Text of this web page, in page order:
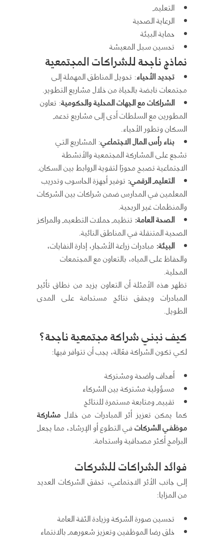
التعليم
الرعاية الصحية
حماية البيئة
تحسين سبل المعيشة
نماذج ناجحة للشراكات المجتمعية
تجديد الأحياء: تحويل المناطق المهملة إلى
مجتمعات نابضة بالحياة من خلال مشاريع التطوير.
الشراكات مع الجهات المحلية والحكومية: تعاون
المطورين مع السلطات أدى إلى مشاريع تدعم
السكان وتطور الأحياء.
بناء رأس المال الاجتماعي: المشاريع التي
تشجع على المشاركة المجتمعية والأنشطة
الاجتماعية تصبح محورًا لتقوية الروابط بين السكان.
التعليم الرقمي: توفير أجهزة الحاسوب وتدريب
المعلمين في المدارس ضمن شراكات بين الشركات
والمنظمات غير الربحية.
الصحة العامة: تنظيم حملات التطعيم والمراكز
الصحية المتنقلة في المناطق النائية.
البيئة: مبادرات زراعة الأشجار، إدارة النفايات،
والحفاظ على المياه، بالتعاون مع المجتمعات
المحلية.
تظهر هذه الأمثلة أن التعاون يزيد من نطاق تأثير
المبادرات ويحقق نتائج مستدامة على المدى
الطويل.
كيف نبني شراكة مجتمعية ناجحة؟
لكي تكون الشراكة فعّالة، يجب أن تتوافر فيها:
أهداف واضحة ومشتركة
مسؤولية مشتركة بين الشركاء
تقييم ومتابعة مستمرة للنتائج
كما يمكن تعزيز أثر المبادرات من خلال مشاركة
موظفي الشركاتفي التطوع أو الإرشاد، مما يجعل
البرامج أكثر مصداقية واستدامة.
فوائد الشراكات للشركات
إلى جانب الأثر الاجتماعي، تحقق الشركات العديد
من المزايا:
تحسين صورة الشركة وزيادة الثقة العامة
خلق رضا الموظفين وتعزيز شعورهم بالانتماء